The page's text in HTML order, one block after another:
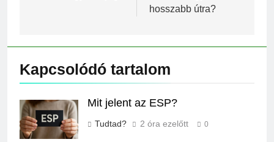
hosszabb útra?
Kapcsolódó tartalom
Mit jelent az ESP?
Tudtad? 2 óra ezelőtt 0